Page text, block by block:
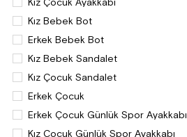
Kız Bebek Bot
Erkek Bebek Bot
Kız Bebek Sandalet
Kız Çocuk Sandalet
Erkek Çocuk
Erkek Çocuk Günlük Spor Ayakkabı
Kız Çocuk Günlük Spor Ayakkabı